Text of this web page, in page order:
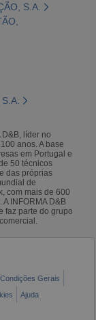
S.A.
líder no
anos. A base
em Portugal e
50 técnicos
das próprias
de
com mais de 600
INFORMA D&B
faz parte do grupo
Condições Gerais
Ajuda